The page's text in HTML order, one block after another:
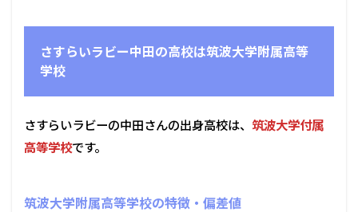
さすらいラビー中田の高校は筑波大学附属高等
学校
さすらいラビーの中田さんの出身高校は、 筑波大学付属
高等学校です。
筑波大学附属高等学校の特徴・偏差値